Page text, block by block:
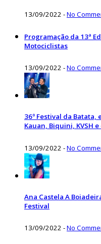
13/09/2022 -No
Programação da 13ª
Motociclistas
13/09/2022 -No
36º Festival da
Kauan, Biquini, KVSH
13/09/2022 -No
Ana Castela A
Festival
13/09/2022 -No